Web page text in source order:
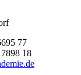
77
18